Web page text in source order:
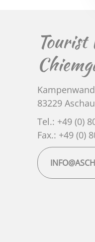
83229
Tel.: +49 (0)
Fax.: +49 (0)